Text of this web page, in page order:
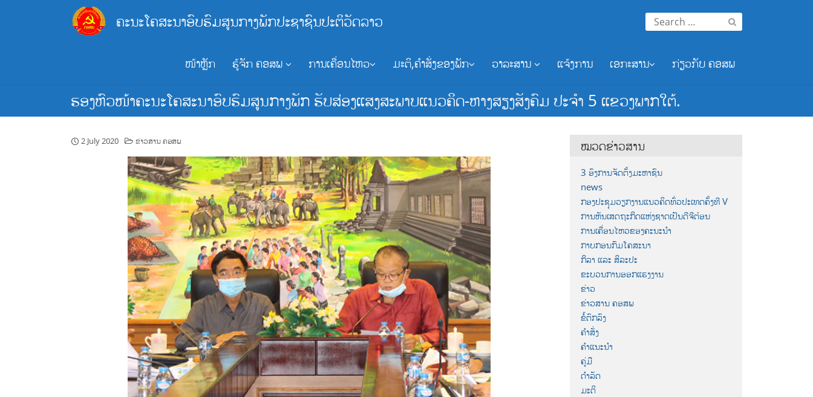
ຄະນະໂຄສະນາອົບຮົມສູນກາງພັກປະຊາຊົນປະຕິວັດລາວ
Search
for:
ໜ້າຫຼັກ ຮູ້ຈັກ ຄອສພ ການເຄື່ອນໄຫວ ມະຕິ,ຄຳສັ່ງຂອງພັກ ວາລະສານ ແຈ້ງການ ເອກະສານ ກ່ຽວກັບ ຄອສພ
ຮອງຫົວໜ້າຄະນະໂຄສະນາອົບຮົມສູນກາງພັກ ຮັບສ່ອງແສງສະພາບແນວຄິດ-ຫາງສຽງສັງຄົມ ປະຈຳ 5 ແຂວງພາກໃຕ້.
2 July 2020 ຂ່າວສານ ຄອສພ ໝວດຂ່າວສານ
3 ອົງການຈັດຕັ້ງມະຫາຊົນ
news
ກອງປະຊຸມວຽກງານແນວຄິດທົ່ວປະເທດຄັ້ງທີ V
ການຫັນເສດຖະກິດແຫ່ງຊາດເປັນດີຈີຕ໋ອນ
ການເຄື່ອນໄຫວຂອງຄະນະນຳ
ກາບກອນກົມໂຄສະນາ
ກິລາ ແລະ ສິລະປະ
ຂະບວນການອອກແຮງງານ
ຂ່າວ
ຂ່າວສານ ຄອສພ
ຂໍ້ຕົກລົງ
ຄຳສັ່ງ
ຄຳແນະນຳ
ຄູ່ມື
ດຳລັດ
ມະຕິ